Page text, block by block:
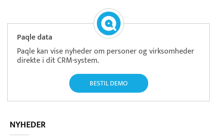
Paqle data
Paqle kan vise nyheder om personer og virksomheder
direkte i dit CRM-system.
BESTIL DEMO
NYHEDER